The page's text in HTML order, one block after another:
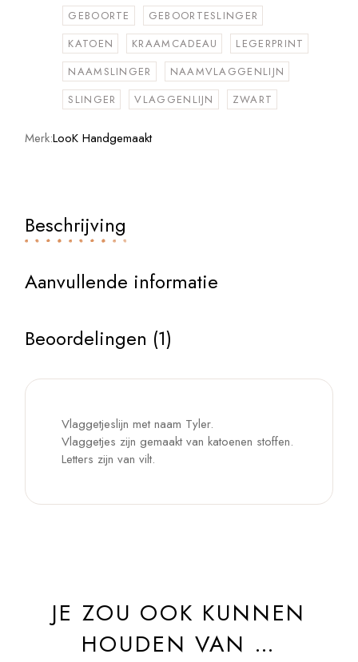
GEBOORTE
GEBOORTESLINGER
KATOEN
KRAAMCADEAU
LEGERPRINT
NAAMSLINGER
NAAMVLAGGENLIJN
SLINGER
VLAGGENLIJN ZWART
Merk:LooK Handgemaakt
Beschrijving
Aanvullende informatie
Beoordelingen (1)
Vlaggetjeslijn met naam Tyler.
Vlaggetjes zijn gemaakt van katoenen stoffen.
Letters zijn van vilt.
JE ZOU OOK KUNNEN
HOUDEN VAN …